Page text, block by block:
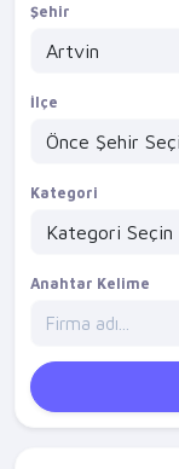
Şehir
İlçe
Kategori
Anahtar Kelime